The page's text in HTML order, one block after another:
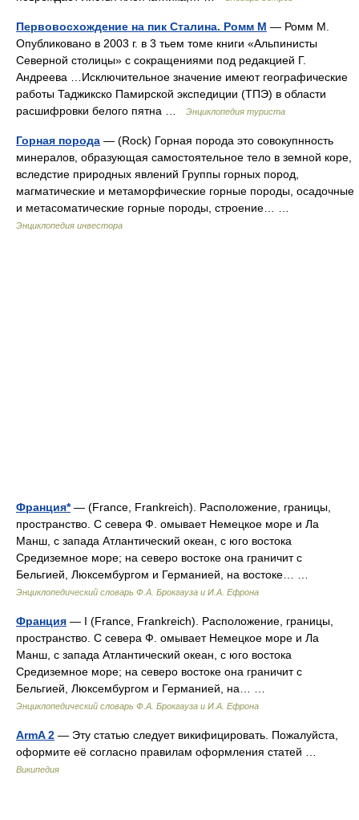
Первовосхождение на пик Сталина. Ромм М — Ромм М.
Опубликовано в 2003 г. в 3 тьем томе книги «Альпинисты
Северной столицы» с сокращениями под редакцией Г.
Андреева …Исключительное значение имеют географические
работы Таджикско Памирской экспедиции (ТПЭ) в области
расшифровки белого пятна …
Энциклопедия туриста
Горная порода — (Rock) Горная порода это совокупнность
минералов, образующая самостоятельное тело в земной коре,
вследстие природных явлений Группы горных пород,
магматические и метаморфические горные породы, осадочные
и метасоматические горные породы, строение… …
Энциклопедия инвестора
Франция*— (France, Frankreich). Расположение, границы,
пространство. С севера Ф. омывает Немецкое море и Ла
Манш, с запада Атлантический океан, с юго востока
Средиземное море; на северо востоке она граничит с
Бельгией, Люксембургом и Германией, на востоке… …
Энциклопедический словарь Ф.А. Брокгауза и И.А. Ефрона
Франция — I (France, Frankreich). Расположение, границы,
пространство. С севера Ф. омывает Немецкое море и Ла
Манш, с запада Атлантический океан, с юго востока
Средиземное море; на северо востоке она граничит с
Бельгией, Люксембургом и Германией, на… …
Энциклопедический словарь Ф.А. Брокгауза и И.А. Ефрона
ArmA 2 — Эту статью следует викифицировать. Пожалуйста,
оформите её согласно правилам оформления статей …
Википедия